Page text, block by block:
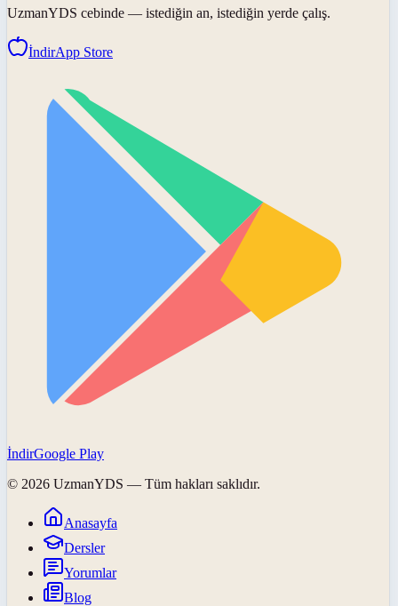
UzmanYDS cebinde — istediğin an, istediğin yerde çalış.
İndirApp Store
İndirGoogle Play
© 2026 UzmanYDS — Tüm hakları saklıdır.
Anasayfa
Dersler
Yorumlar
Blog